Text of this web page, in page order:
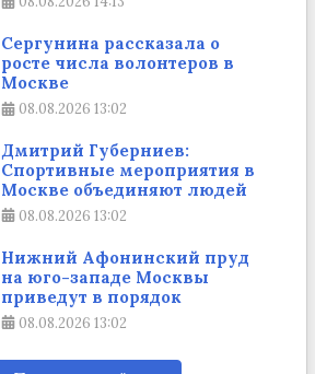
Сергунина рассказала о
росте числа волонтеров в
Москве
08.08.2026 13:02
Дмитрий Губерниев:
Спортивные мероприятия в
Москве объединяют людей
08.08.2026 13:02
Нижний Афонинский пруд
на юго-западе Москвы
приведут в порядок
08.08.2026 13:02